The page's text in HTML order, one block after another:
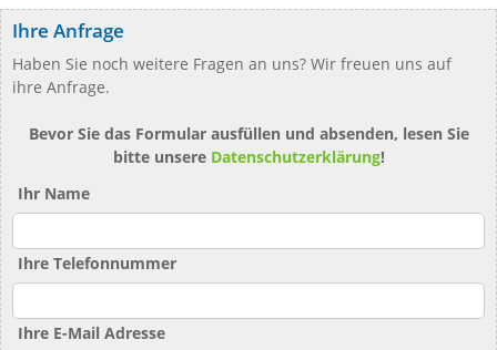
Ihre Anfrage
Haben Sie noch weitere Fragen an uns? Wir freuen uns auf
ihre Anfrage.
Bevor Sie das Formular ausfüllen und absenden, lesen Sie
bitte unsere Datenschutzerklärung!
Ihr Name
Ihre Telefonnummer
Ihre E-Mail Adresse